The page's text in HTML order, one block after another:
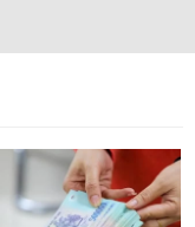
Á cùng kiến tạo
gắn kết văn